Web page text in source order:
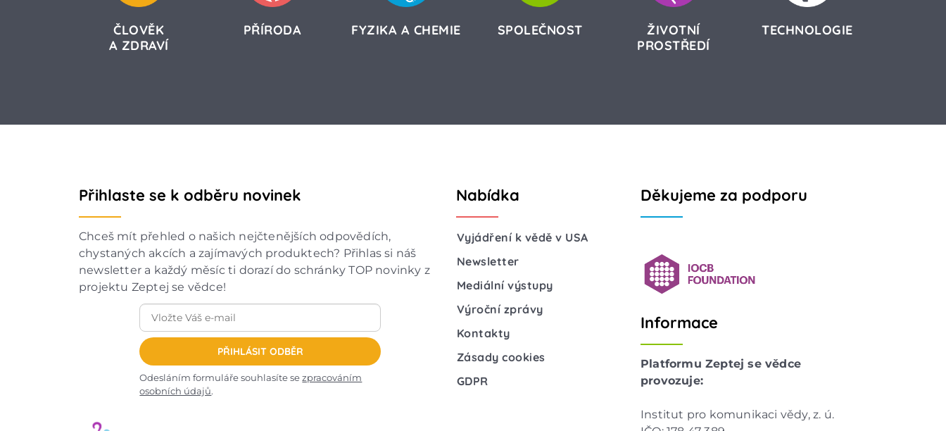
ČLOVĚK
A ZDRAVÍ
PŘÍRODA FYZIKA A CHEMIE SPOLEČNOST
ŽIVOTNÍ
PROSTŘEDÍ
TECHNOLOGIE
Přihlaste se k odběru novinek
Chceš mít přehled o našich nejčtenějších odpovědích,
chystaných akcích a zajímavých produktech? Přihlas si náš
newsletter a každý měsíc ti dorazí do schránky TOP novinky z
projektu Zeptej se vědce!
PŘIHLÁSIT ODBĚR
Odesláním formuláře souhlasíte sezpracováním
osobních údajů.
Nabídka
Vyjádření k vědě v USA
Newsletter
Mediální výstupy
Výroční zprávy
Kontakty
Zásady cookies
GDPR
Děkujeme za podporu
Informace
Platformu Zeptej se vědce
provozuje:
Institut pro komunikaci vědy, z. ú.